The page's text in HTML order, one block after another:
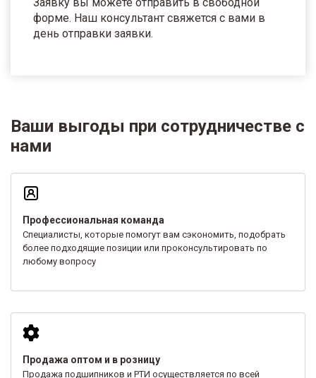
форме. Наш консультант свяжется с вами в
день отправки заявки.
Ваши выгоды при сотрудничестве с
нами
Профессиональная команда
Специалисты, которые помогут вам сэкономить, подобрать
более подходящие позиции или проконсультировать по
любому вопросу
Продажа оптом и в розницу
Продажа подшипников и РТИ осуществляется по всей